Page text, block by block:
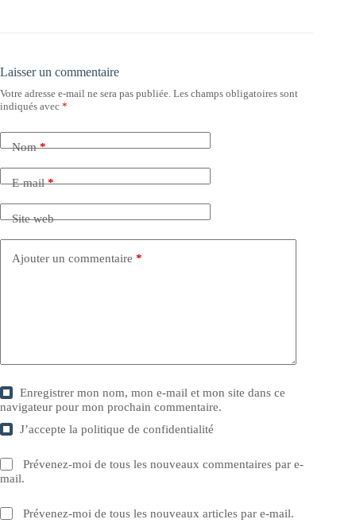
Laisser un commentaire
Votre adresse e-mail ne sera pas publiée. Les champs obligatoires sont
indiqués avec *
Nom*
E-mail*
Site web
Ajouter un commentaire *
Enregistrer mon nom, mon e-mail et mon site dans ce
navigateur pour mon prochain commentaire.
J’accepte lapolitique de confidentialité
Prévenez-moi de tous les nouveaux commentaires par e-
mail.
Prévenez-moi de tous les nouveaux articles par e-mail.